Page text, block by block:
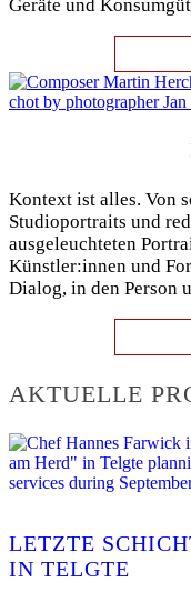
Geräte und
Kontext ist alles. Von
Studioportraits und
ausgeleuchteten
Künstler:innen und
Dialog, in den Person
AKTUELLE
LETZTE
IN TELGTE